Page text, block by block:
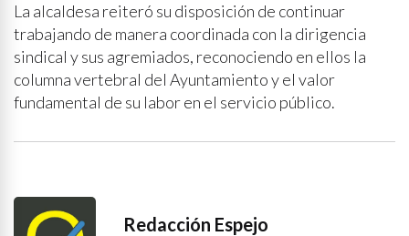
La alcaldesa reiteró su disposición de continuar
trabajando de manera coordinada con la dirigencia
sindical y sus agremiados, reconociendo en ellos la
columna vertebral del Ayuntamiento y el valor
fundamental de su labor en el servicio público.
Redacción Espejo